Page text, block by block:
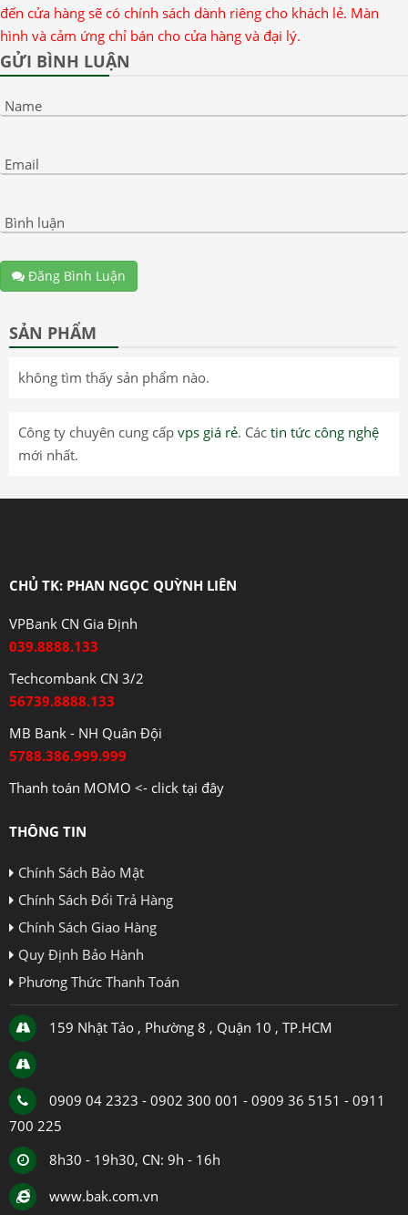
đến cửa hàng sẽ có chính sách dành riêng cho khách lẻ. Màn
hình và cảm ứng chỉ bán cho cửa hàng và đại lý.
GỬI BÌNH LUẬN
Name
Email
Bình luận
Đăng Bình Luận
SẢN PHẨM
không tìm thấy sản phẩm nào.
Công ty chuyên cung cấp vps giá rẻ. Các tin tức công nghệ
mới nhất.
CHỦ TK: PHAN NGỌC QUỲNH LIÊN
VPBank CN Gia Định
039.8888.133
Techcombank CN 3/2
56739.8888.133
MB Bank - NH Quân Đội
5788.386.999.999
Thanh toán MOMO <- click tại đây
THÔNG TIN
Chính Sách Bảo Mật
Chính Sách Đổi Trả Hàng
Chính Sách Giao Hàng
Quy Định Bảo Hành
Phương Thức Thanh Toán
159 Nhật Tảo , Phường 8 , Quận 10 , TP.HCM
0909 04 2323 - 0902 300 001 - 0909 36 5151 - 0911
700 225
8h30 - 19h30, CN: 9h - 16h
www.bak.com.vn